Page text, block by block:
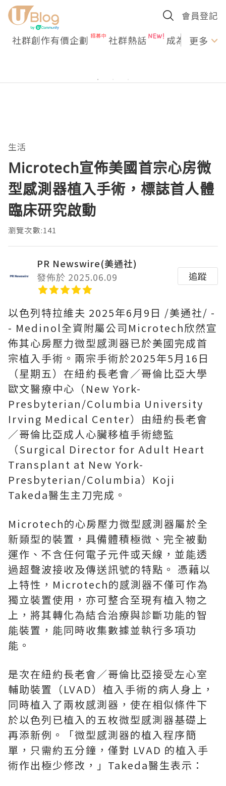
會員登記
社群創作有價企劃 社群熱話 成為U更多
生活
Microtech宣佈美國首宗心房微
型感測器植入手術，標誌首人體
臨床研究啟動
瀏覽次數:141
PR Newswire(美通社)
發佈於 2025.06.09
追蹤
以色列特拉維夫 2025年6月9日 /美通社/ -
- Medinol全資附屬公司Microtech欣然宣
佈其心房壓力微型感測器已於美國完成首
宗植入手術。兩宗手術於2025年5月16日
（星期五）在紐約長老會／哥倫比亞大學
歐文醫療中心（New York-
Presbyterian/Columbia University
Irving Medical Center）由紐約長老會
／哥倫比亞成人心臟移植手術總監
（Surgical Director for Adult Heart
Transplant at New York-
Presbyterian/Columbia）Koji
Takeda醫生主刀完成。
Microtech的心房壓力微型感測器屬於全
新類型的裝置，具備體積極微、完全被動
運作、不含任何電子元件或天線，並能透
過超聲波接收及傳送訊號的特點。 憑藉以
上特性，Microtech的感測器不僅可作為
獨立裝置使用，亦可整合至現有植入物之
上，將其轉化為結合治療與診斷功能的智
能裝置，能同時收集數據並執行多項功
能。
是次在紐約長老會／哥倫比亞接受左心室
輔助裝置（LVAD）植入手術的病人身上，
同時植入了兩枚感測器，使在相似條件下
於以色列已植入的五枚微型感測器基礎上
再添新例。「微型感測器的植入程序簡
單，只需約五分鐘，僅對 LVAD 的植入手
術作出極少修改，」Takeda醫生表示：